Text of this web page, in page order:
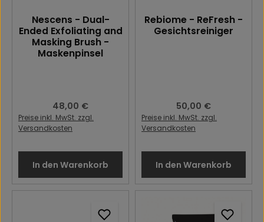
Nescens - Dual-
Ended Exfoliating and
Masking Brush -
Maskenpinsel
Regulärer Preis:
48,00 €
Preise inkl. MwSt. zzgl.
Versandkosten
In den Warenkorb
Rebiome - ReFresh -
Gesichtsreiniger
Regulärer Preis:
50,00 €
Preise inkl. MwSt. zzgl.
Versandkosten
In den Warenkorb